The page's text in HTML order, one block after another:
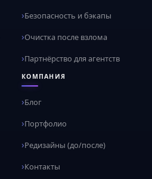
Безопасность и бэкапы
Очистка после взлома
Партнёрство для агентств
КОМПАНИЯ
Блог
Портфолио
Редизайны (до/после)
Контакты